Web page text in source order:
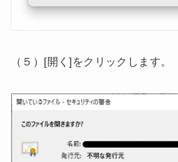
（５）[開く]をクリックします。